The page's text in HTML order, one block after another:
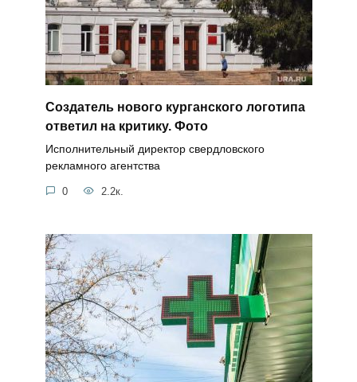
Создатель нового курганского логотипа
ответил на критику. Фото
Исполнительный директор свердловского
рекламного агентства
0 2.2к.